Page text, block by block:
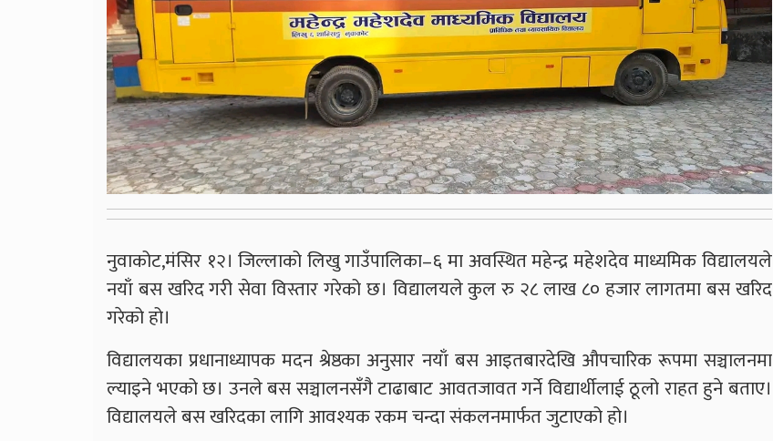
नुवाकोट,मंसिर १२। जिल्लाको लिखु गाउँपालिका–६ मा अवस्थित महेन्द्र महेशदेव माध्यमिक विद्यालयले
नयाँ बस खरिद गरी सेवा विस्तार गरेको छ। विद्यालयले कुल रु २८ लाख ८० हजार लागतमा बस खरिद
गरेको हो।
विद्यालयका प्रधानाध्यापक मदन श्रेष्ठका अनुसार नयाँ बस आइतबारदेखि औपचारिक रूपमा सञ्चालनमा
ल्याइने भएको छ। उनले बस सञ्चालनसँगै टाढाबाट आवतजावत गर्ने विद्यार्थीलाई ठूलो राहत हुने बताए।
विद्यालयले बस खरिदका लागि आवश्यक रकम चन्दा संकलनमार्फत जुटाएको हो।